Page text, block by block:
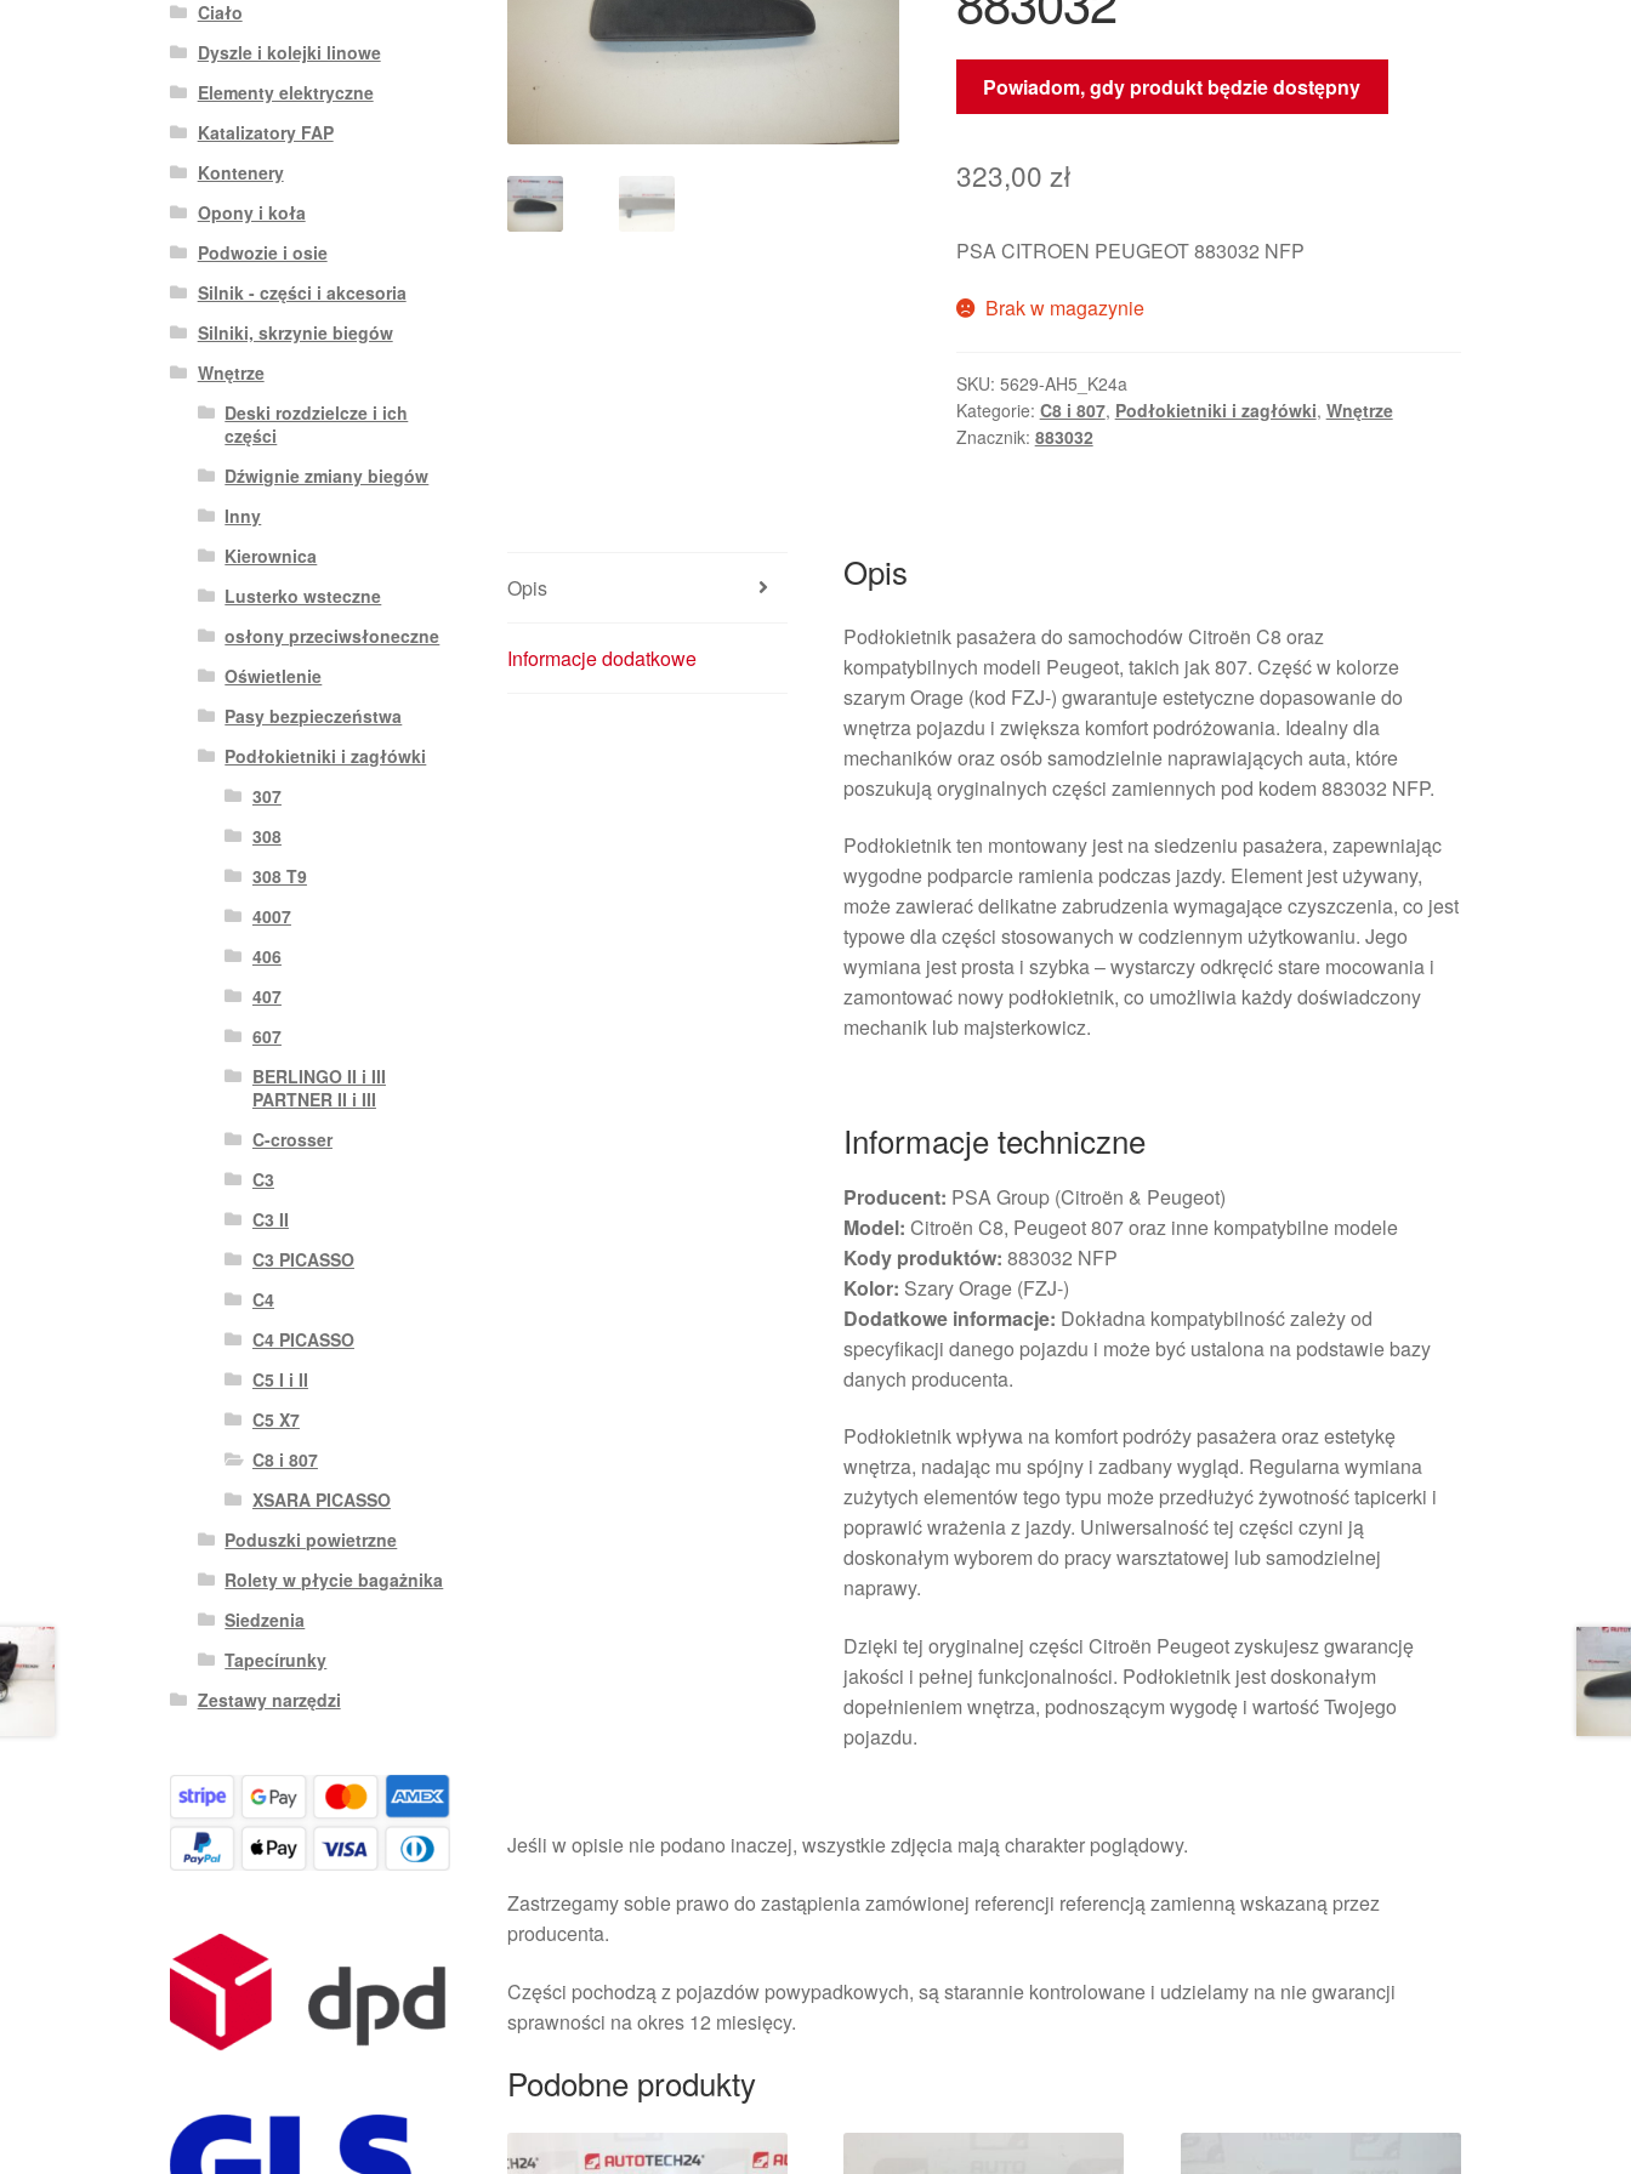
Powiadom, gdy produkt będzie dostępny
323,00 zł
PSA CITROEN PEUGEOT 883032 NFP
Brak w magazynie
SKU: 5629-AH5_K24a
Kategorie: C8 i 807, Podłokietniki i zagłówki, Wnętrze
Znacznik: 883032
Opis
Informacje dodatkowe
Opis
Podłokietnik pasażera do samochodów Citroën C8 oraz
kompatybilnych modeli Peugeot, takich jak 807. Część w kolorze
szarym Orage (kod FZJ-) gwarantuje estetyczne dopasowanie do
wnętrza pojazdu i zwiększa komfort podróżowania. Idealny dla
mechaników oraz osób samodzielnie naprawiających auta, które
poszukują oryginalnych części zamiennych pod kodem 883032 NFP.
Podłokietnik ten montowany jest na siedzeniu pasażera, zapewniając
wygodne podparcie ramienia podczas jazdy. Element jest używany,
może zawierać delikatne zabrudzenia wymagające czyszczenia, co jest
typowe dla części stosowanych w codziennym użytkowaniu. Jego
wymiana jest prosta i szybka – wystarczy odkręcić stare mocowania i
zamontować nowy podłokietnik, co umożliwia każdy doświadczony
mechanik lub majsterkowicz.
Informacje techniczne
Producent: PSA Group (Citroën & Peugeot)
Model: Citroën C8, Peugeot 807 oraz inne kompatybilne modele
Kody produktów: 883032 NFP
Kolor: Szary Orage (FZJ-)
Dodatkowe informacje: Dokładna kompatybilność zależy od
specyfikacji danego pojazdu i może być ustalona na podstawie bazy
danych producenta.
Podłokietnik wpływa na komfort podróży pasażera oraz estetykę
wnętrza, nadając mu spójny i zadbany wygląd. Regularna wymiana
zużytych elementów tego typu może przedłużyć żywotność tapicerki i
poprawić wrażenia z jazdy. Uniwersalność tej części czyni ją
doskonałym wyborem do pracy warsztatowej lub samodzielnej
naprawy.
Dzięki tej oryginalnej części Citroën Peugeot zyskujesz gwarancję
jakości i pełnej funkcjonalności. Podłokietnik jest doskonałym
dopełnieniem wnętrza, podnoszącym wygodę i wartość Twojego
pojazdu.
Jeśli w opisie nie podano inaczej, wszystkie zdjęcia mają charakter poglądowy.
Zastrzegamy sobie prawo do zastąpienia zamówionej referencji referencją zamienną wskazaną przez
producenta.
Części pochodzą z pojazdów powypadkowych, są starannie kontrolowane i udzielamy na nie gwarancji
sprawności na okres 12 miesięcy.
Podobne produkty
Ciało
Dyszle i kolejki linowe
Elementy elektryczne
Katalizatory FAP
Kontenery
Opony i koła
Podwozie i osie
Silnik - części i akcesoria
Silniki, skrzynie biegów
Wnętrze
Deski rozdzielcze i ich
części
Dźwignie zmiany biegów
Inny
Kierownica
Lusterko wsteczne
osłony przeciwsłoneczne
Oświetlenie
Pasy bezpieczeństwa
Podłokietniki i zagłówki
307
308
308 T9
4007
406
407
607
BERLINGO II i III
PARTNER II i III
C-crosser
C3
C3 II
C3 PICASSO
C4
C4 PICASSO
C5 I i II
C5 X7
C8 i 807
XSARA PICASSO
Poduszki powietrzne
Rolety w płycie bagażnika
Siedzenia
Tapecírunky
Zestawy narzędzi